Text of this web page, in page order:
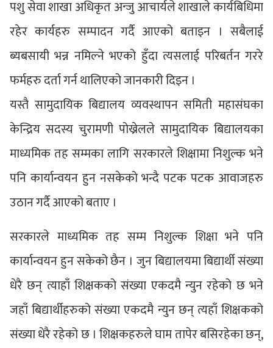
पशु सेवा शाखा अधिकृत अन्जु आचार्यले शाखाले कार्यबिधिमा
रहेर कार्यहरु सम्पादन गर्दै आएको बताइन । सबैलाई
ब्यबसायी भन्न नमिल्ने भएको हुँदा त्यसलाई परिबर्तन गररे
फर्महरु दर्ता गर्न थालिएको जानकारी दिइन ।
यस्तै सामुदायिक बिद्यालय व्यवस्थापन समिती महासंघका
केन्द्रिय सदस्य चुरामणी पोख्रेलले सामुदायिक बिद्यालयका
माध्यमिक तह सम्मका लागि सरकारले शिक्षामा निशुल्क भने
पनि कार्यान्वयन हुन नसकेको भन्दै पटक पटक आवाजहरु
उठान गर्दै आएको बताए ।
सरकारले माध्यमिक तह सम्म निशुल्क शिक्षा भने पनि
कार्यान्वयन हुन सकेको छैन । जुन बिद्यालयमा बिद्यार्थी संख्या
धेरै छन् त्याहाँ शिक्षकको संख्या एकदमै न्युन रहेको छ भने
जहाँ बिद्यार्थीहरुको संख्या एकदमै न्युन छन् त्यहाँ शिक्षकको
संख्या धेरै रहेको छ । शिक्षकहरुले घाम तापेर बसिरहेका छन्,